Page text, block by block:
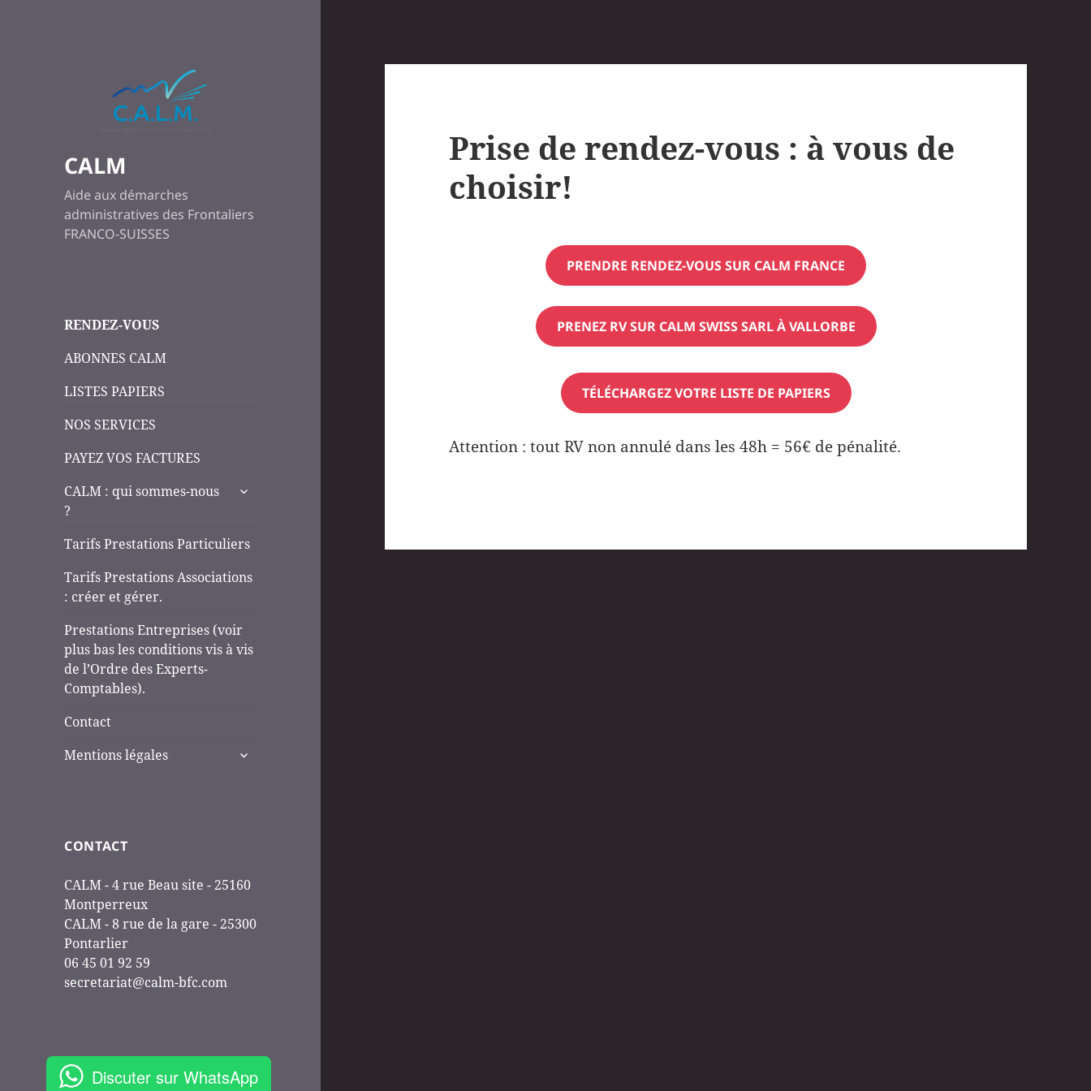
CALM
Aide aux démarches
administratives des Frontaliers
FRANCO-SUISSES
RENDEZ-VOUS
ABONNES CALM
LISTES PAPIERS
NOS SERVICES
PAYEZ VOS FACTURES
CALM : qui sommes-nous
?
ouvrir
menu
Tarifs Prestations Particuliers
Tarifs Prestations Associations
: créer et gérer.
Prestations Entreprises (voir
plus bas les conditions vis à vis
de l’Ordre des Experts-
Comptables).
Contact
Mentions légales
ouvrir
CONTACT
CALM - 4 rue Beau site - 25160
Montperreux
CALM - 8 rue de la gare - 25300
Pontarlier
06 45 01 92 59
secretariat@calm-bfc.com
Discuter sur WhatsApp
Prise de rendez-vous : à vous de
choisir!
PRENDRE RENDEZ-VOUS SUR CALM FRANCE
PRENEZ RV SUR CALM SWISS SARL À VALLORBE
TÉLÉCHARGEZ VOTRE LISTE DE PAPIERS
Attention : tout RV non annulé dans les 48h = 56€ de pénalité.